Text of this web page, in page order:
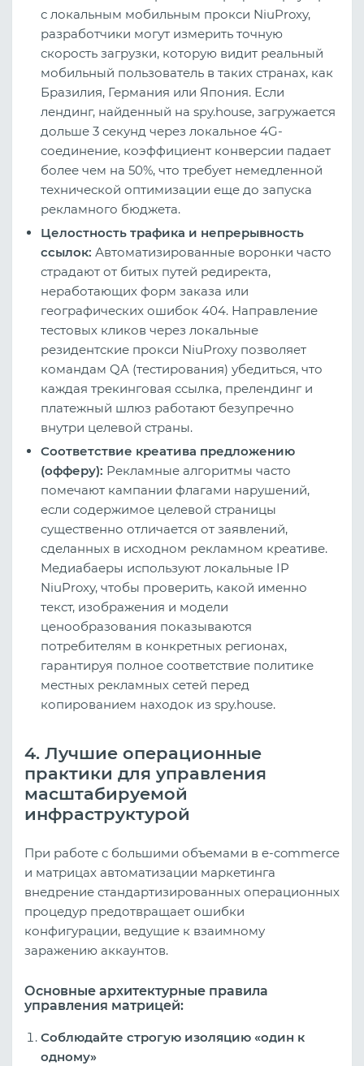
с локальным мобильным прокси NiuProxy,
разработчики могут измерить точную
скорость загрузки, которую видит реальный
мобильный пользователь в таких странах, как
Бразилия, Германия или Япония. Если
лендинг, найденный на spy.house, загружается
дольше 3 секунд через локальное 4G-
соединение, коэффициент конверсии падает
более чем на 50%, что требует немедленной
технической оптимизации еще до запуска
рекламного бюджета.
Целостность трафика и непрерывность
ссылок: Автоматизированные воронки часто
страдают от битых путей редиректа,
неработающих форм заказа или
географических ошибок 404. Направление
тестовых кликов через локальные
резидентские прокси NiuProxy позволяет
командам QA (тестирования) убедиться, что
каждая трекинговая ссылка, прелендинг и
платежный шлюз работают безупречно
внутри целевой страны.
Соответствие креатива предложению
(офферу): Рекламные алгоритмы часто
помечают кампании флагами нарушений,
если содержимое целевой страницы
существенно отличается от заявлений,
сделанных в исходном рекламном креативе.
Медиабаеры используют локальные IP
NiuProxy, чтобы проверить, какой именно
текст, изображения и модели
ценообразования показываются
потребителям в конкретных регионах,
гарантируя полное соответствие политике
местных рекламных сетей перед
копированием находок из spy.house.
4. Лучшие операционные
практики для управления
масштабируемой
инфраструктурой
При работе с большими объемами в e-commerce
и матрицах автоматизации маркетинга
внедрение стандартизированных операционных
процедур предотвращает ошибки
конфигурации, ведущие к взаимному
заражению аккаунтов.
Основные архитектурные правила
управления матрицей:
Соблюдайте строгую изоляцию «один к
одному»